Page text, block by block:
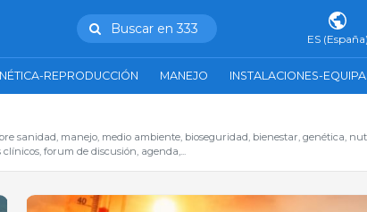
Buscar en 333
ES (España)
REPRODUCCIÓN MANEJO INSTALACIONES-
sanidad, manejo, medio ambiente, bioseguridad, bienestar, genética,
forum de discusión, agenda,...